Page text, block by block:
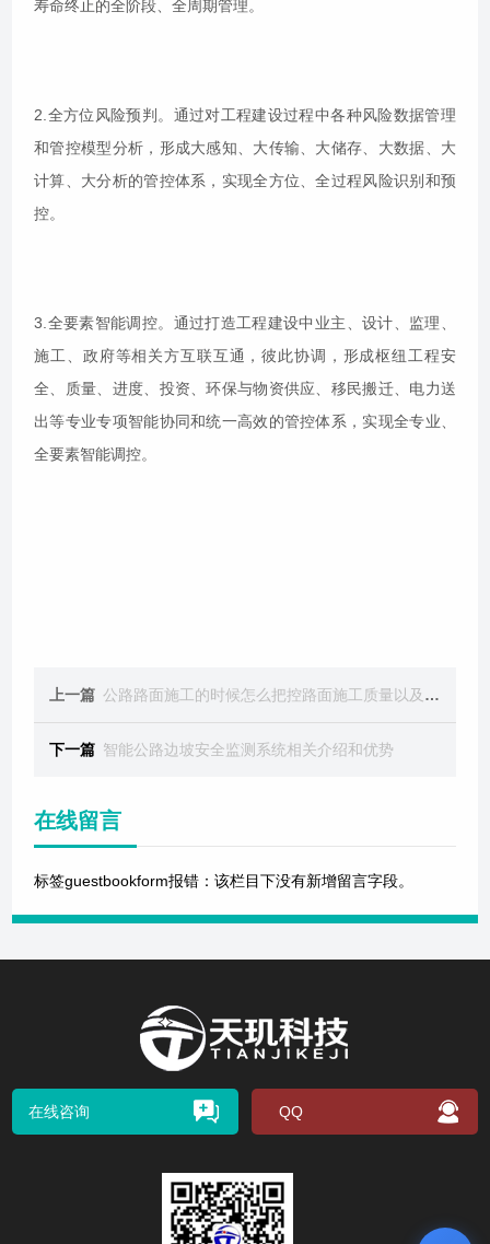
寿命终止的全阶段、全周期管理。
2.全方位风险预判。通过对工程建设过程中各种风险数据管理
和管控模型分析，形成大感知、大传输、大储存、大数据、大
计算、大分析的管控体系，实现全方位、全过程风险识别和预
控。
3.全要素智能调控。通过打造工程建设中业主、设计、监理、
施工、政府等相关方互联互通，彼此协调，形成枢纽工程安
全、质量、进度、投资、环保与物资供应、移民搬迁、电力送
出等专业专项智能协同和统一高效的管控体系，实现全专业、
全要素智能调控。
上一篇 公路路面施工的时候怎么把控路面施工质量以及措施
下一篇 智能公路边坡安全监测系统相关介绍和优势
在线留言
标签guestbookform报错：该栏目下没有新增留言字段。
在线咨询 QQ